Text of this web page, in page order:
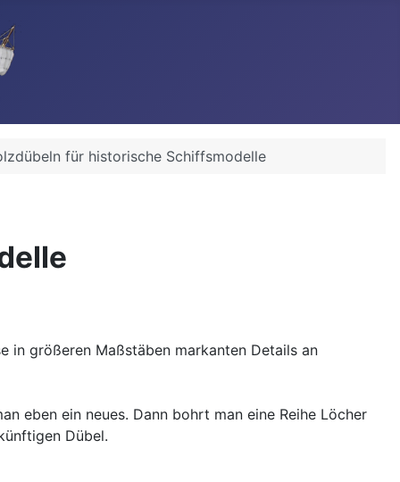
für historische Schiffsmodelle
in größeren Maßstäben markanten Details an
eben ein neues. Dann bohrt man eine Reihe Löcher
Dübel.